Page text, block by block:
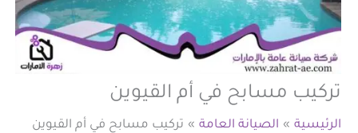
تركيب مسابح في أم القيوين
الرئيسية الصيانة العامة تركيب مسابح في أم القيوين